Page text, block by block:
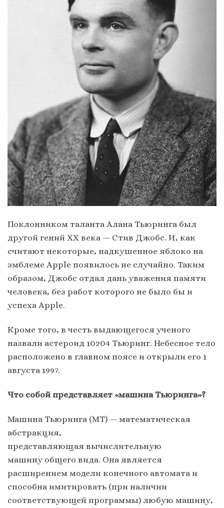
Поклонником таланта Алана Тьюринга был
другой гений XX века — Стив Джобс. И, как
считают некоторые, надкушенное яблоко на
эмблеме Apple появилось не случайно. Таким
образом, Джобс отдал дань уважения памяти
человека, без работ которого не было бы и
успеха Apple.
Кроме того, в честь выдающегося ученого
назвали астероид 10204 Тьюринг. Небесное тело
расположено в главном поясе и открыли его 1
августа 1997.
Что собой представляет «машина Тьюринга»?
Машина Тьюринга (МТ) — математическая
абстракция,
представляющая вычислительную
машину общего вида. Она является
расширением модели конечного автомата и
способна имитировать (при наличии
соответствующей программы) любую машину,